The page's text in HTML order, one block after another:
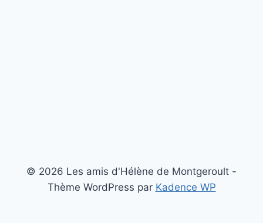
© 2026 Les amis d'Hélène de Montgeroult -
Thème WordPress par Kadence WP